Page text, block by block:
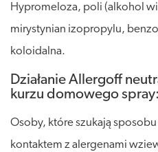
Hypromeloza, poli (alkohol
mirystynian izopropylu,
koloidalna.
Działanie Allergoff
kurzu domowego spray:
Osoby, które szukają
kontaktem z alergenami